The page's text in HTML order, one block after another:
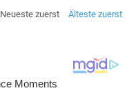
Neueste zuerst Älteste zuerst